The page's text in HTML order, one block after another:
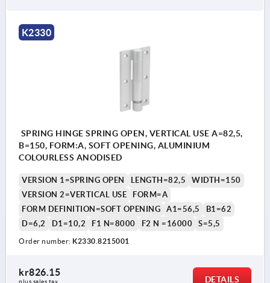
K2330
SPRING HINGE SPRING OPEN, VERTICAL USE A=82,5,
B=150, FORM:A, SOFT OPENING, ALUMINIUM
COLOURLESS ANODISED
VERSION 1=SPRING OPEN LENGTH=82,5
WIDTH=150
VERSION 2=VERTICAL USE
FORM=A
FORM DEFINITION=SOFT OPENING
A1=56,5
B1=62
D=6,2
D1=10,2 F1 N=8000 F2 N =16000 S=5,5
Order number: K2330.8215001
kr826.15
plus sales tax DETAILS